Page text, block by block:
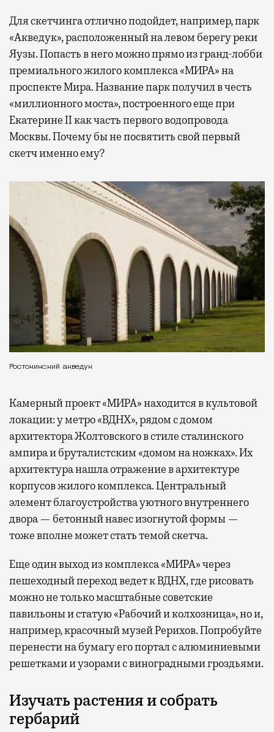
Для скетчинга отлично подойдет, например, парк
«Акведук», расположенный на левом берегу реки
Яузы. Попасть в него можно прямо из гранд-лобби
премиального жилого комплекса «МИРА» на
проспекте Мира. Название парк получил в честь
«миллионного моста», построенного еще при
Екатерине II как часть первого водопровода
Москвы. Почему бы не посвятить свой первый
скетч именно ему?
Ростокинский акведук
Камерный проект «МИРА» находится в культовой
локации: у метро «ВДНХ», рядом с домом
архитектора Жолтовского в стиле сталинского
ампира и бруталистским «домом на ножках». Их
архитектура нашла отражение в архитектуре
корпусов жилого комплекса. Центральный
элемент благоустройства уютного внутреннего
двора — бетонный навес изогнутой формы —
тоже вполне может стать темой скетча.
Еще один выход из комплекса «МИРА» через
пешеходный переход ведет к ВДНХ, где рисовать
можно не только масштабные советские
павильоны и статую «Рабочий и колхозница», но и,
например, красочный музей Рерихов. Попробуйте
перенести на бумагу его портал с алюминиевыми
решетками и узорами с виноградными гроздьями.
Изучать растения и собрать
гербарий